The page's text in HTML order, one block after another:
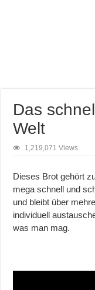
Das
Welt
1,219,071 Views
Dieses Brot gehört
mega schnell und
und bleibt über
individuell
was man mag.